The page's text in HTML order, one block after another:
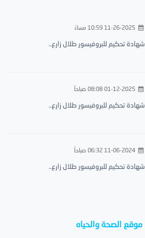
11-26-2025 10:59 مساءً
شهادة تحكيم للبروفيسور طلال زارع..
01-12-2025 08:08 صباحاً
شهادة تحكيم للبروفيسور طلال زارع..
11-06-2024 06:32 صباحاً
شهادة تحكيم للبروفيسور طلال زارع..
موقع الصحة والحياه